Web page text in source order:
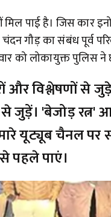
पाई है। जिस कार
गौड़ का संबंध पूर्व
को लोकायुक्त पुलिस ने
विश्लेषणों से
जुड़ें। 'बेजोड़
यूट्यूब चैनल
पहले पाएं।